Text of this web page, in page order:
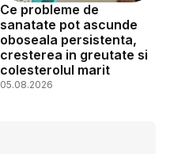
Ce probleme de
sanatate pot ascunde
oboseala persistenta,
cresterea in greutate si
colesterolul marit
05.08.2026